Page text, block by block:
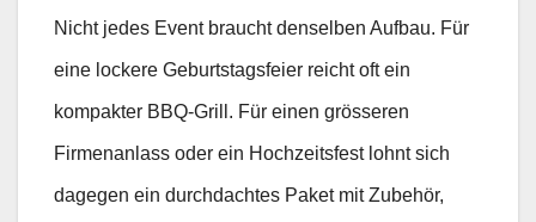
Nicht jedes Event braucht denselben Aufbau. Für
eine lockere Geburtstagsfeier reicht oft ein
kompakter BBQ-Grill. Für einen grösseren
Firmenanlass oder ein Hochzeitsfest lohnt sich
dagegen ein durchdachtes Paket mit Zubehör,